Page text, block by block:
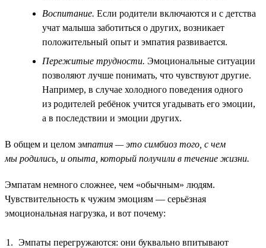
Воспитание. Если родители включаются и с детства
учат малыша заботиться о других, возникает
положительный опыт и эмпатия развивается.
Пережитые трудности. Эмоциональные ситуации
позволяют лучше понимать, что чувствуют другие.
Например, в случае холодного поведения одного
из родителей ребёнок учится угадывать его эмоции,
а в последствии и эмоции других.
В общем и целом эмпатия — это симбиоз того, с чем
мы родились, и опыта, который получили в течение жизни.
Эмпатам немного сложнее, чем «обычным» людям.
Чувствительность к чужим эмоциям — серьёзная
эмоциональная нагрузка, и вот почему:
Эмпаты перегружаются: они буквально впитывают